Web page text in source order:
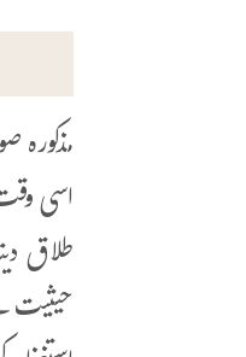
اسی
طلاق
حیثیت